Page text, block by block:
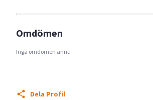
Omdömen
Inga omdömen ännu
Dela Profil